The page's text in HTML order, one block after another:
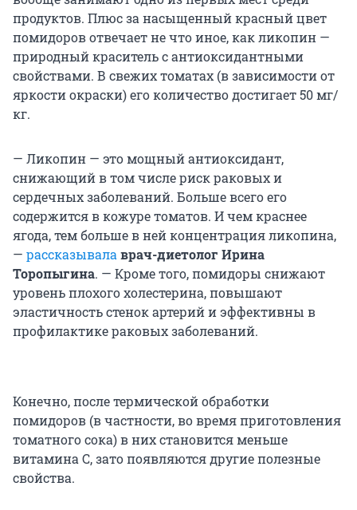
продуктов. Плюс за насыщенный красный цвет
помидоров отвечает не что иное, как ликопин —
природный краситель с антиоксидантными
свойствами. В свежих томатах (в зависимости от
яркости окраски) его количество достигает 50 мг/
кг.
— Ликопин — это мощный антиоксидант,
снижающий в том числе риск раковых и
сердечных заболеваний. Больше всего его
содержится в кожуре томатов. И чем краснее
ягода, тем больше в ней концентрация ликопина,
— рассказывалаврач-диетолог Ирина
Торопыгина. — Кроме того, помидоры снижают
уровень плохого холестерина, повышают
эластичность стенок артерий и эффективны в
профилактике раковых заболеваний.
Конечно, после термической обработки
помидоров (в частности, во время приготовления
томатного сока) в них становится меньше
витамина С, зато появляются другие полезные
свойства.